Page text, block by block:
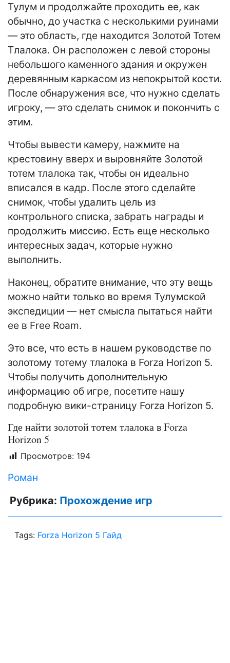
Тулум и продолжайте проходить ее, как
обычно, до участка с несколькими руинами
— это область, где находится Золотой Тотем
Тлалока. Он расположен с левой стороны
небольшого каменного здания и окружен
деревянным каркасом из непокрытой кости.
После обнаружения все, что нужно сделать
игроку, — это сделать снимок и покончить с
этим.
Чтобы вывести камеру, нажмите на
крестовину вверх и выровняйте Золотой
тотем тлалока так, чтобы он идеально
вписался в кадр. После этого сделайте
снимок, чтобы удалить цель из
контрольного списка, забрать награды и
продолжить миссию. Есть еще несколько
интересных задач, которые нужно
выполнить.
Наконец, обратите внимание, что эту вещь
можно найти только во время Тулумской
экспедиции — нет смысла пытаться найти
ее в Free Roam.
Это все, что есть в нашем руководстве по
золотому тотему тлалока в Forza Horizon 5.
Чтобы получить дополнительную
информацию об игре, посетите нашу
подробную вики-страницу Forza Horizon 5.
Где найти золотой тотем тлалока в Forza
Horizon 5
Просмотров: 194
Роман
Рубрика: Прохождение игр
Tags: Forza Horizon 5 Гайд